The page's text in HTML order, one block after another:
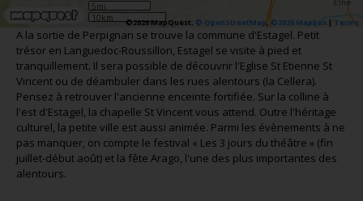
5mi
10km
©2026 MapQuest, © OpenStreetMap, ©2026 Mapbox | Terms
A la sortie de Perpignan se trouve la commune d'Estagel. Petit
trésor en Languedoc-Roussillon, Estagel se visite à pied et
tranquillement. Il sera possible de découvrir l'Eglise St Etienne St
Vincent ou de déambuler dans les rues alentours (la Cellera).
Pensez à retrouver l'ancienne enceinte fortifiée. Sur la colline à
l'est d'Estagel, la chapelle St Vincent vous attend. Outre l'héritage
culturel, la petite ville est aussi animée. Parmi les évènements à ne
pas manquer, on compte le festival « Les 3 jours du théâtre » (fin
juillet-début août) et la fête Arago, l'une des plus importantes des
alentours.